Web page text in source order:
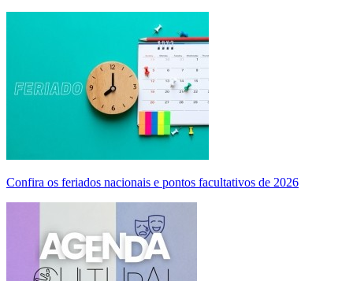
Confira os feriados nacionais e pontos facultativos de 2026